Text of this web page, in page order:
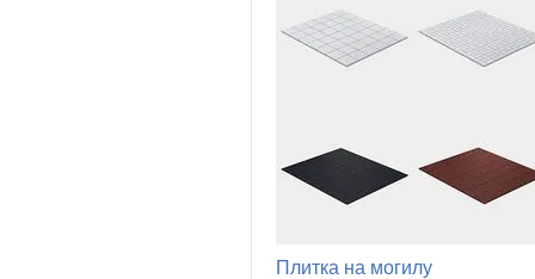
Плитка на могилу